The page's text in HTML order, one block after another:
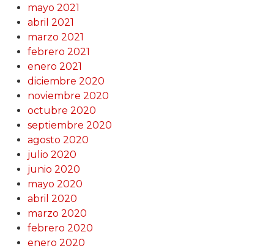
mayo 2021
abril 2021
marzo 2021
febrero 2021
enero 2021
diciembre 2020
noviembre 2020
octubre 2020
septiembre 2020
agosto 2020
julio 2020
junio 2020
mayo 2020
abril 2020
marzo 2020
febrero 2020
enero 2020